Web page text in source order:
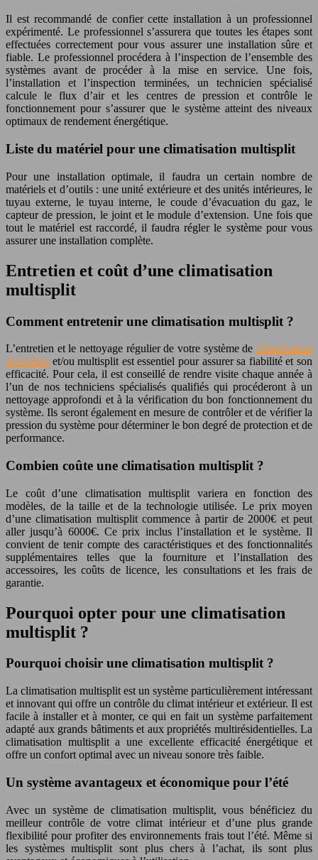
Il est recommandé de confier cette installation à un professionnel
expérimenté. Le professionnel s’assurera que toutes les étapes sont
effectuées correctement pour vous assurer une installation sûre et
fiable. Le professionnel procédera à l’inspection de l’ensemble des
systèmes avant de procéder à la mise en service. Une fois,
l’installation et l’inspection terminées, un technicien spécialisé
calcule le flux d’air et les centres de pression et contrôle le
fonctionnement pour s’assurer que le système atteint des niveaux
optimaux de rendement énergétique.
Liste du matériel pour une climatisation multisplit
Pour une installation optimale, il faudra un certain nombre de
matériels et d’outils : une unité extérieure et des unités intérieures, le
tuyau externe, le tuyau interne, le coude d’évacuation du gaz, le
capteur de pression, le joint et le module d’extension. Une fois que
tout le matériel est raccordé, il faudra régler le système pour vous
assurer une installation complète.
Entretien et coût d’une climatisation
multisplit
Comment entretenir une climatisation multisplit ?
L’entretien et le nettoyage régulier de votre système de climatisation
réversible et/ou multisplit est essentiel pour assurer sa fiabilité et son
efficacité. Pour cela, il est conseillé de rendre visite chaque année à
l’un de nos techniciens spécialisés qualifiés qui procéderont à un
nettoyage approfondi et à la vérification du bon fonctionnement du
système. Ils seront également en mesure de contrôler et de vérifier la
pression du système pour déterminer le bon degré de protection et de
performance.
Combien coûte une climatisation multisplit ?
Le coût d’une climatisation multisplit variera en fonction des
modèles, de la taille et de la technologie utilisée. Le prix moyen
d’une climatisation multisplit commence à partir de 2000€ et peut
aller jusqu’à 6000€. Ce prix inclus l’installation et le système. Il
convient de tenir compte des caractéristiques et des fonctionnalités
supplémentaires telles que la fourniture et l’installation des
accessoires, les coûts de licence, les consultations et les frais de
garantie.
Pourquoi opter pour une climatisation
multisplit ?
Pourquoi choisir une climatisation multisplit ?
La climatisation multisplit est un système particulièrement intéressant
et innovant qui offre un contrôle du climat intérieur et extérieur. Il est
facile à installer et à monter, ce qui en fait un système parfaitement
adapté aux grands bâtiments et aux propriétés multirésidentielles. La
climatisation multisplit a une excellente efficacité énergétique et
offre un confort optimal avec un niveau sonore très faible.
Un système avantageux et économique pour l’été
Avec un système de climatisation multisplit, vous bénéficiez du
meilleur contrôle de votre climat intérieur et d’une plus grande
flexibilité pour profiter des environnements frais tout l’été. Même si
les systèmes multisplit sont plus chers à l’achat, ils sont plus